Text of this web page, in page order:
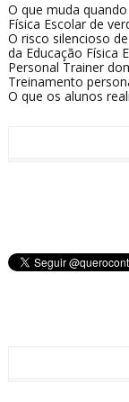
O que muda
Física Escolar de
O risco silencioso
da Educação Física
Personal Trainer
Treinamento
O que os alunos